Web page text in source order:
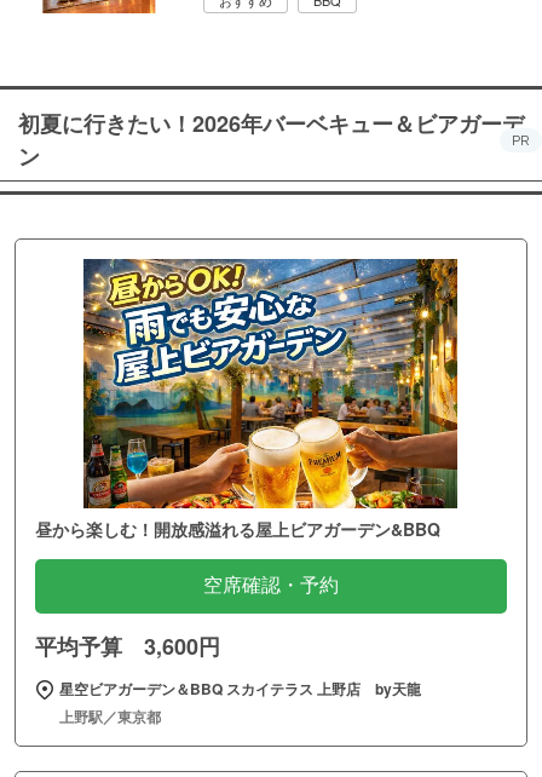
初夏に行きたい！2026年バーベキュー＆ビアガーデ
ン
PR
昼から楽しむ！開放感溢れる屋上ビアガーデン&BBQ
空席確認・予約
平均予算 3,600円
星空ビアガーデン＆BBQ スカイテラス 上野店 by天龍
上野駅／東京都